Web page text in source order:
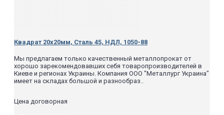
Квадрат 20х20мм, Сталь 45, НДЛ, 1050-88
Мы предлагаем только качественный металлопрокат от
хорошо зарекомендовавших себя товаропроизводителей в
Киеве и регионах Украины. Компания ООО "Металлург Украина"
имеет на складах большой и разнообраз..
Цена договорная